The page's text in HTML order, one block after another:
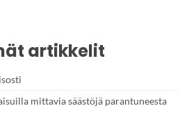
artikkelit
mittavia säästöjä parantuneesta